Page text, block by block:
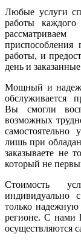
Любые услуги
работы
работы, и
день и
Мощный и
обслуживается
Вы смогли
возможных
лишь при
заказываете не
который не
Стоимость
индивидуально
только надежную
регионе. С нами
осуществляются